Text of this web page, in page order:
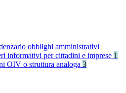
obblighi amministrativi
informativi per cittadini e imprese 1
OIV o struttura analoga 3